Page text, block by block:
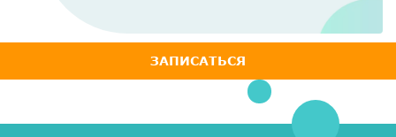
ЗАПИСАТЬСЯ